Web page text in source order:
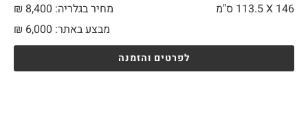
146 X
מחיר בגלריה: 8,400 ₪
מבצע באתר:
₪ 6,000
לפרטים והזמנה